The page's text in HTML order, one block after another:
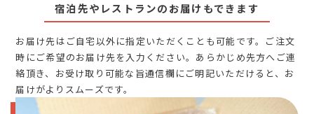
宿泊先やレストランのお届けもできます
お届け先はご自宅以外に指定いただくことも可能です。ご注文
時にご希望のお届け先を入力ください。あらかじめ先方へご連
絡頂き、お受け取り可能な旨通信欄にご明記いただけると、お
届けがよりスムーズです。